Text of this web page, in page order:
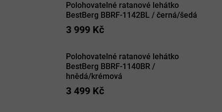
Polohovatelné ratanové lehátko
BestBerg BBRF-1142BL / černá/šedá
3 999 Kč
Polohovatelné ratanové lehátko
BestBerg BBRF-1140BR /
hnědá/krémová
3 499 Kč